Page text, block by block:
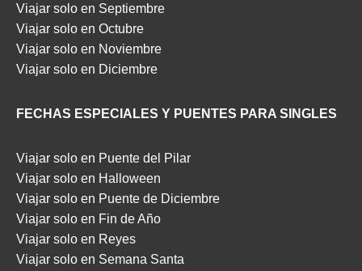
Viajar solo en Septiembre
Viajar solo en Octubre
Viajar solo en Noviembre
Viajar solo en Diciembre
FECHAS ESPECIALES Y PUENTES PARA SINGLES
Viajar solo en Puente del Pilar
Viajar solo en Halloween
Viajar solo en Puente de Diciembre
Viajar solo en Fin de Año
Viajar solo en Reyes
Viajar solo en Semana Santa